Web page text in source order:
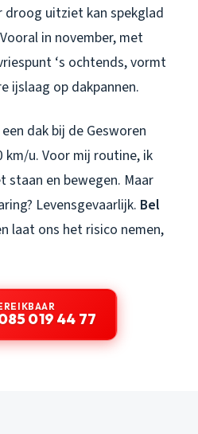
droog uitziet kan spekglad
in november, met
‘s ochtends, vormt
ijslaag op dakpannen.
dak bij de Gesworen
km/u. Voor mij routine, ik
staan en bewegen. Maar
Levensgevaarlijk. Bel
laat ons het risico nemen,
019 44 77